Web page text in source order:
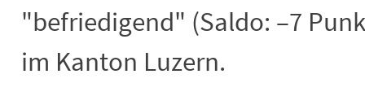
"befriedigend" (Saldo: –7
im Kanton Luzern.